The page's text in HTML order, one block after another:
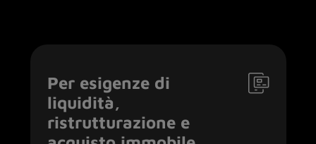
Per esigenze di
liquidità,
ristrutturazione e